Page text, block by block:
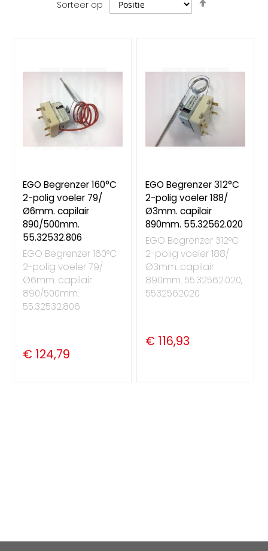
Sorteer op
EGO Begrenzer 160°C
2-polig voeler 79/
Ø6mm. capilair
890/500mm.
55.32532.806
EGO Begrenzer 160°C
2-polig voeler 79/
Ø6mm. capilair
890/500mm.
55.32532.806
€ 124,79
EGO Begrenzer 312°C
2-polig voeler 188/
Ø3mm. capilair
890mm. 55.32562.020
EGO Begrenzer 312°C
2-polig voeler 188/
Ø3mm. capilair
890mm. 55.32562.020,
5532562020
€ 116,93